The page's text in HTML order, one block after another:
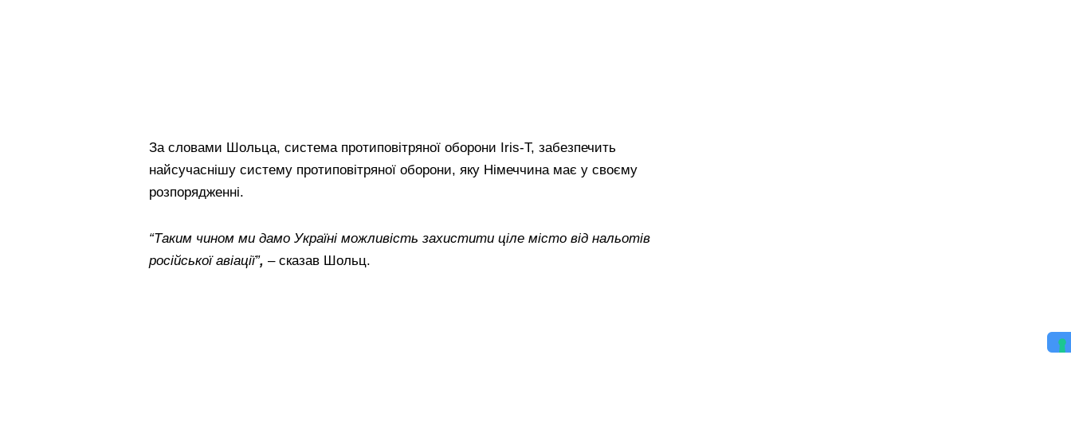
За словами Шольца, система протиповітряної оборони Iris-T, забезпечить
найсучаснішу систему протиповітряної оборони, яку Німеччина має у своєму
розпорядженні.
“Таким чином ми дамо Україні можливість захистити ціле місто від нальотів
російської авіації”, – сказав Шольц.